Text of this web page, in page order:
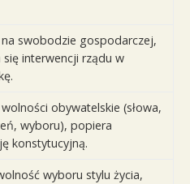
na swobodzie gospodarczej,
się interwencji rządu w
obywatelskie (słowa,
wyboru), popiera
konstytucyjną.
wyboru stylu życia,